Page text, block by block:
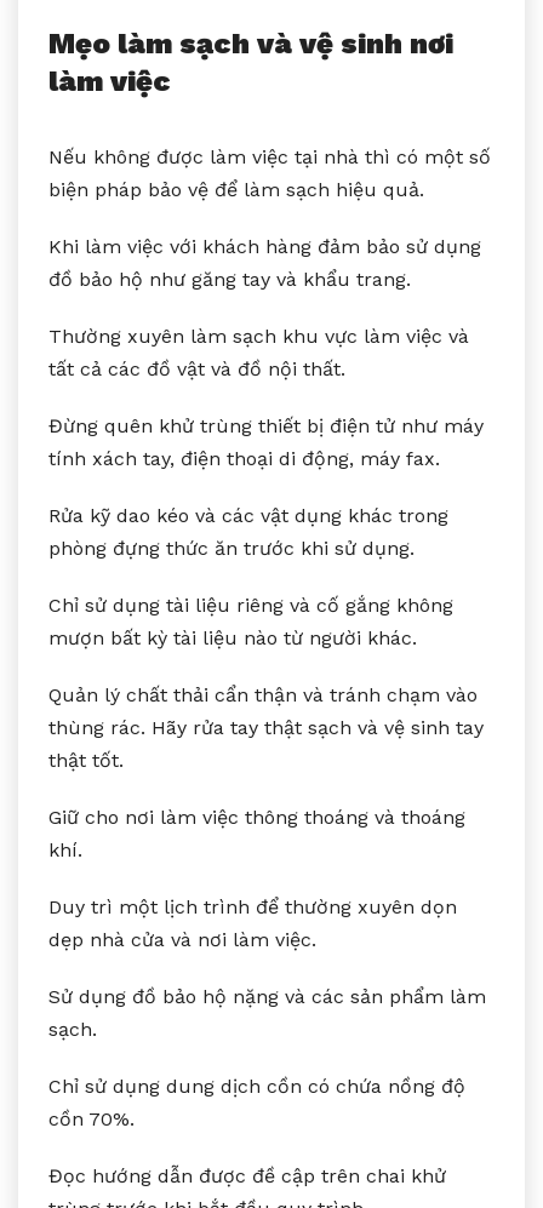
Mẹo làm sạch và vệ sinh nơi
làm việc
Nếu không được làm việc tại nhà thì có một số
biện pháp bảo vệ để làm sạch hiệu quả.
Khi làm việc với khách hàng đảm bảo sử dụng
đồ bảo hộ như găng tay và khẩu trang.
Thường xuyên làm sạch khu vực làm việc và
tất cả các đồ vật và đồ nội thất.
Đừng quên khử trùng thiết bị điện tử như máy
tính xách tay, điện thoại di động, máy fax.
Rửa kỹ dao kéo và các vật dụng khác trong
phòng đựng thức ăn trước khi sử dụng.
Chỉ sử dụng tài liệu riêng và cố gắng không
mượn bất kỳ tài liệu nào từ người khác.
Quản lý chất thải cẩn thận và tránh chạm vào
thùng rác. Hãy rửa tay thật sạch và vệ sinh tay
thật tốt.
Giữ cho nơi làm việc thông thoáng và thoáng
khí.
Duy trì một lịch trình để thường xuyên dọn
dẹp nhà cửa và nơi làm việc.
Sử dụng đồ bảo hộ nặng và các sản phẩm làm
sạch.
Chỉ sử dụng dung dịch cồn có chứa nồng độ
cồn 70%.
Đọc hướng dẫn được đề cập trên chai khử